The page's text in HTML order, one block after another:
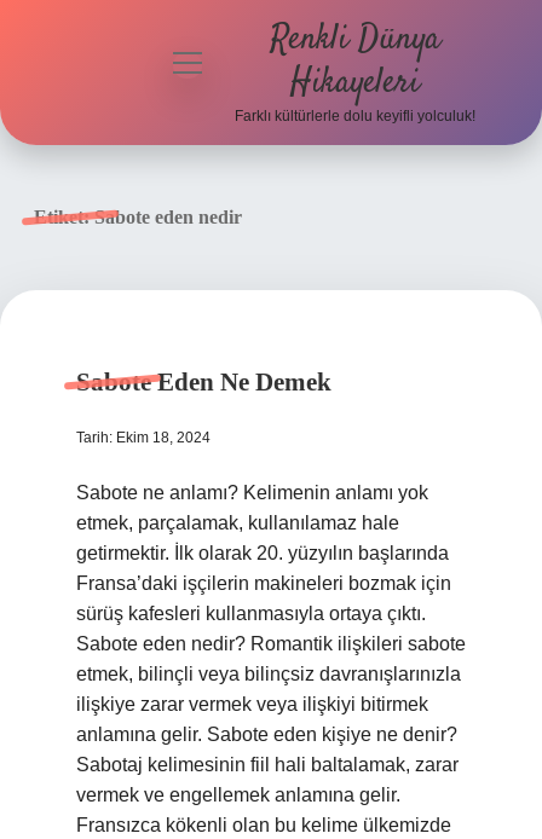
Politikası
menüyü
Renkli Dünya
Hikayeleri
Farklı kültürlerle dolu keyifli yolculuk!
Etiket:Sabote eden nedir
Sabote Eden Ne Demek
Tarih: Ekim 18, 2024
Sabote ne anlamı? Kelimenin anlamı yok
etmek, parçalamak, kullanılamaz hale
getirmektir. İlk olarak 20. yüzyılın başlarında
Fransa’daki işçilerin makineleri bozmak için
sürüş kafesleri kullanmasıyla ortaya çıktı.
Sabote eden nedir? Romantik ilişkileri sabote
etmek, bilinçli veya bilinçsiz davranışlarınızla
ilişkiye zarar vermek veya ilişkiyi bitirmek
anlamına gelir. Sabote eden kişiye ne denir?
Sabotaj kelimesinin fiil hali baltalamak, zarar
vermek ve engellemek anlamına gelir.
Fransızca kökenli olan bu kelime ülkemizde